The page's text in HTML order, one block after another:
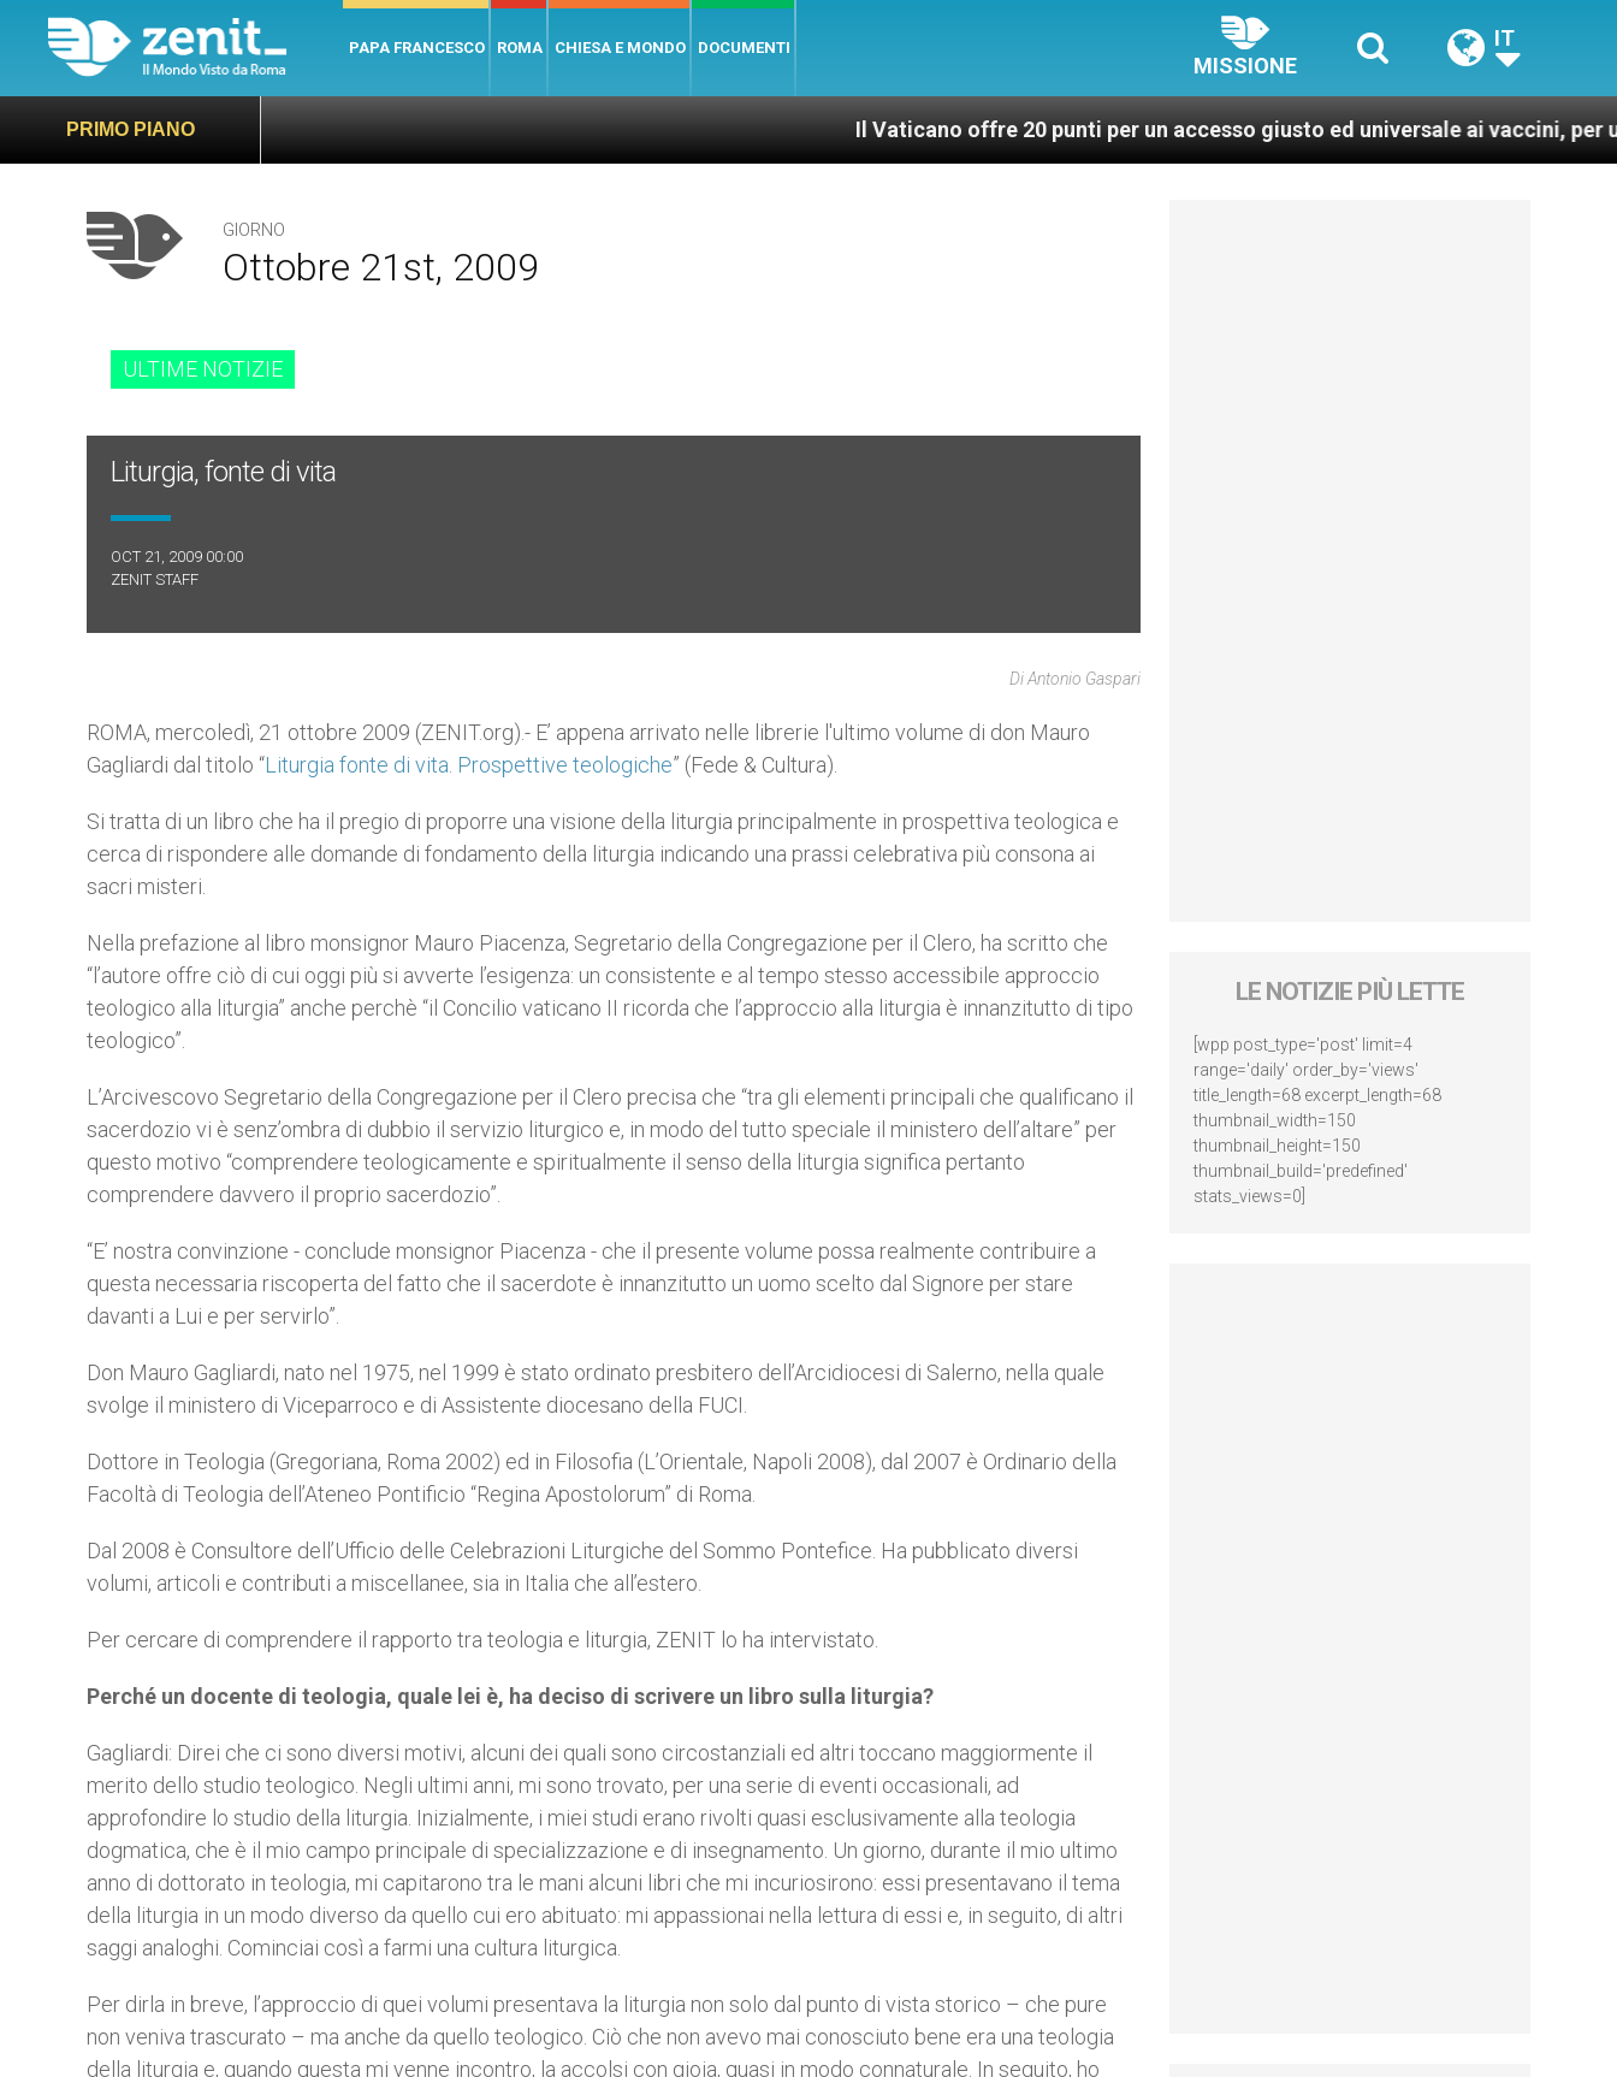
PAPA FRANCESCO ROMA CHIESA E MONDO DOCUMENTI
MISSIONE
IT
PRIMO PIANO Il Vaticano offre 20 punti per un accesso giusto ed universale ai vaccini, per un mondo
GIORNO
Ottobre 21st, 2009
ULTIME NOTIZIE
Liturgia, fonte di vita
OCT 21, 2009 00:00
ZENIT STAFF
Di Antonio Gaspari
ROMA, mercoledì, 21 ottobre 2009 (ZENIT.org).- E’ appena arrivato nelle librerie l'ultimo volume di don Mauro
Gagliardi dal titolo “Liturgia fonte di vita. Prospettive teologiche” (Fede & Cultura).
Si tratta di un libro che ha il pregio di proporre una visione della liturgia principalmente in prospettiva teologica e
cerca di rispondere alle domande di fondamento della liturgia indicando una prassi celebrativa più consona ai
sacri misteri.
Nella prefazione al libro monsignor Mauro Piacenza, Segretario della Congregazione per il Clero, ha scritto che
“l’autore offre ciò di cui oggi più si avverte l’esigenza: un consistente e al tempo stesso accessibile approccio
teologico alla liturgia” anche perchè “il Concilio vaticano II ricorda che l’approccio alla liturgia è innanzitutto di tipo
teologico”.
L’Arcivescovo Segretario della Congregazione per il Clero precisa che “tra gli elementi principali che qualificano il
sacerdozio vi è senz’ombra di dubbio il servizio liturgico e, in modo del tutto speciale il ministero dell’altare” per
questo motivo “comprendere teologicamente e spiritualmente il senso della liturgia significa pertanto
comprendere davvero il proprio sacerdozio”.
“E’ nostra convinzione - conclude monsignor Piacenza - che il presente volume possa realmente contribuire a
questa necessaria riscoperta del fatto che il sacerdote è innanzitutto un uomo scelto dal Signore per stare
davanti a Lui e per servirlo”.
Don Mauro Gagliardi, nato nel 1975, nel 1999 è stato ordinato presbitero dell’Arcidiocesi di Salerno, nella quale
svolge il ministero di Viceparroco e di Assistente diocesano della FUCI.
Dottore in Teologia (Gregoriana, Roma 2002) ed in Filosofia (L’Orientale, Napoli 2008), dal 2007 è Ordinario della
Facoltà di Teologia dell’Ateneo Pontificio “Regina Apostolorum” di Roma.
Dal 2008 è Consultore dell’Ufficio delle Celebrazioni Liturgiche del Sommo Pontefice. Ha pubblicato diversi
volumi, articoli e contributi a miscellanee, sia in Italia che all’estero.
Per cercare di comprendere il rapporto tra teologia e liturgia, ZENIT lo ha intervistato.
Perché un docente di teologia, quale lei è, ha deciso di scrivere un libro sulla liturgia?
Gagliardi: Direi che ci sono diversi motivi, alcuni dei quali sono circostanziali ed altri toccano maggiormente il
merito dello studio teologico. Negli ultimi anni, mi sono trovato, per una serie di eventi occasionali, ad
approfondire lo studio della liturgia. Inizialmente, i miei studi erano rivolti quasi esclusivamente alla teologia
dogmatica, che è il mio campo principale di specializzazione e di insegnamento. Un giorno, durante il mio ultimo
anno di dottorato in teologia, mi capitarono tra le mani alcuni libri che mi incuriosirono: essi presentavano il tema
della liturgia in un modo diverso da quello cui ero abituato: mi appassionai nella lettura di essi e, in seguito, di altri
saggi analoghi. Cominciai così a farmi una cultura liturgica.
Per dirla in breve, l’approccio di quei volumi presentava la liturgia non solo dal punto di vista storico – che pure
non veniva trascurato – ma anche da quello teologico. Ciò che non avevo mai conosciuto bene era una teologia
della liturgia e, quando questa mi venne incontro, la accolsi con gioia, quasi in modo connaturale. In seguito, ho
LE NOTIZIE PIÙ LETTE
[wpp post_type='post' limit=4
range='daily' order_by='views'
title_length=68 excerpt_length=68
thumbnail_width=150
thumbnail_height=150
thumbnail_build='predefined'
stats_views=0]